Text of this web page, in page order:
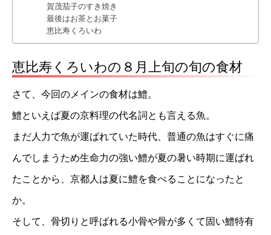
賀茂茄子のすき焼き
最後はお茶とお菓子
恵比寿くろいわ
恵比寿くろいわの８月上旬の旬の食材
さて、今回のメインの食材は鱧。
鱧といえば夏の京料理の代名詞とも言える魚。
まだ人力で魚が運ばれていた時代、普通の魚はすぐに痛
んでしまうため生命力の強い鱧が夏の暑い時期に運ばれ
たことから、京都人は夏に鱧を食べることになったと
か。
そして、骨切りと呼ばれる小骨や骨が多くて固い鱧特有